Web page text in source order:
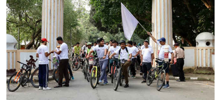
देशभर में संगठन का विस्तार छत्रपति संभाजीनगर।
कॉकरोच जनता पार्टी (सीजेपी) ने अपनी पहली राष्ट्रीय
कार्यकारिणी की घोषणा कर
अरुणाचल प्रदेश: जेपी
नड्डा ने बाढ़ प्रभावित इलाकों का किया दौरा, समीक्षा
बैठक की
मुंबई: शुरू हुआ ब्रिक्स वेव्स बाजार 2026,
रचनात्मक क्षेत्र में सहयोग और निवेश बढ़ाने पर
जोर
कोलकाता : इलियट पार्क से हटाए गए 'व्यू-